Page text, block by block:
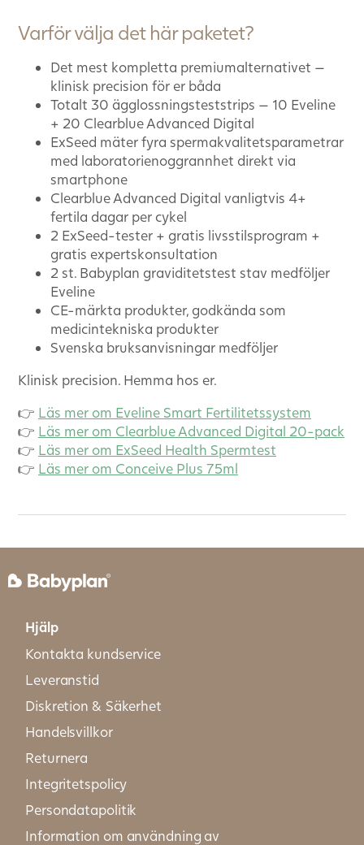
Varför välja det här paketet?
Det mest kompletta premiumalternativet —
klinisk precision för er båda
Totalt 30 ägglossningsteststrips — 10 Eveline
+ 20 Clearblue Advanced Digital
ExSeed mäter fyra spermakvalitetsparametrar
med laboratorienoggrannhet direkt via
smartphone
Clearblue Advanced Digital vanligtvis 4+
fertila dagar per cykel
2 ExSeed-tester + gratis livsstilsprogram +
gratis expertskonsultation
2 st. Babyplan graviditetstest stav medföljer
Eveline
CE-märkta produkter, godkända som
medicintekniska produkter
Svenska bruksanvisningar medföljer
Klinisk precision. Hemma hos er.
👉 Läs mer om Eveline Smart Fertilitetssystem
👉 Läs mer om Clearblue Advanced Digital 20-pack
👉 Läs mer om ExSeed Health Spermtest
👉 Läs mer om Conceive Plus 75ml
Hjälp
Kontakta kundservice
Leveranstid
Diskretion & Säkerhet
Handelsvillkor
Returnera
Integritetspolicy
Persondatapolitik
Information om användning av